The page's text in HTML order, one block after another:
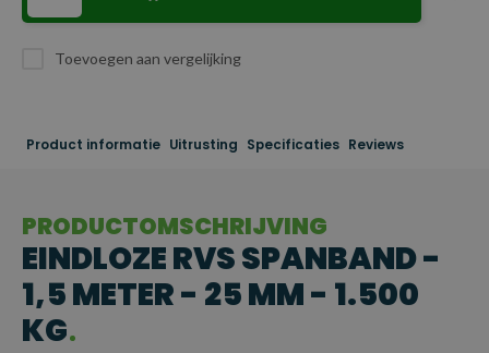
Toevoegen aan vergelijking
Product informatie Uitrusting Specificaties Reviews
PRODUCTOMSCHRIJVING
EINDLOZE RVS SPANBAND -
1,5 METER - 25 MM - 1.500
KG